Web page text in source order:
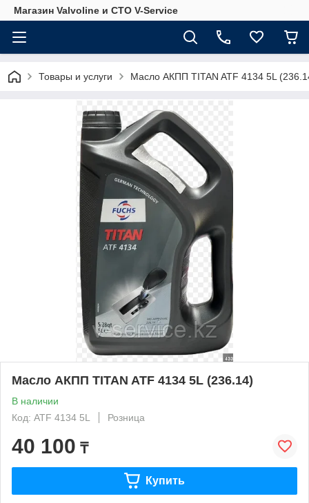
Магазин Valvoline и СТО V-Service
Товары и услуги Масло АКПП TITAN ATF 4134 5L
Масло АКПП TITAN ATF 4134 5L (236.14)
В наличии
Код: ATF 4134 5L
Розница
40 100 ₸
Купить